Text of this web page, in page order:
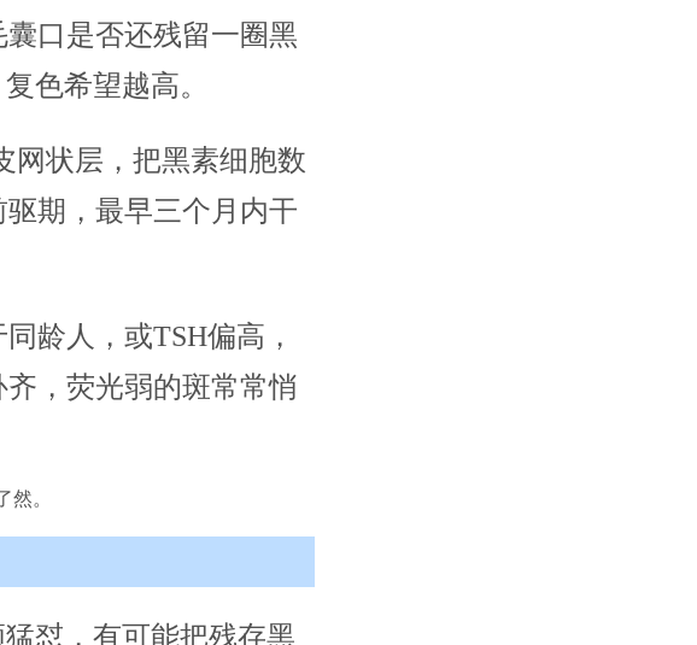
口是否还残留一圈黑
色希望越高。
网状层，把黑素细胞数
期，最早三个月内干
龄人，或TSH偏高，
，荧光弱的斑常常悄
然。
怼，有可能把残存黑